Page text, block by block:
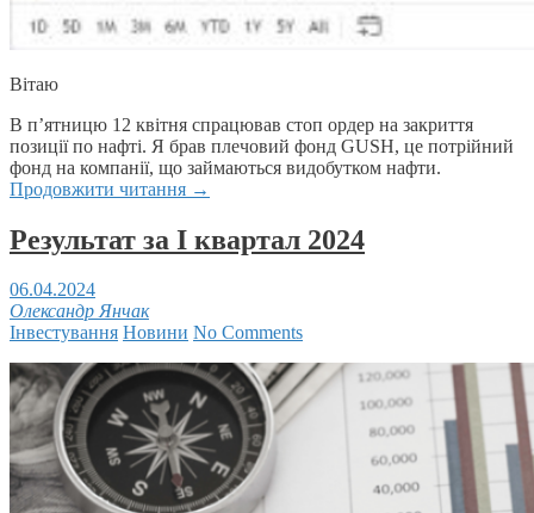
Вітаю
В п’ятницю 12 квітня спрацював стоп ордер на закриття
позиції по нафті. Я брав плечовий фонд GUSH, це потрійний
фонд на компанії, що займаються видобутком нафти.
Продовжити читання →
Результат за І квартал 2024
06.04.2024
Олександр Янчак
Інвестування Новини No Comments